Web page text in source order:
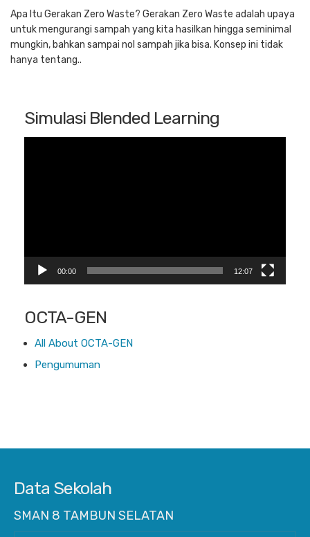
Apa Itu Gerakan Zero Waste? Gerakan Zero Waste adalah upaya
untuk mengurangi sampah yang kita hasilkan hingga seminimal
mungkin, bahkan sampai nol sampah jika bisa. Konsep ini tidak
hanya tentang..
Simulasi Blended Learning
00:00 12:07
OCTA-GEN
All About OCTA-GEN
Pengumuman
Data Sekolah
SMAN 8 TAMBUN SELATAN